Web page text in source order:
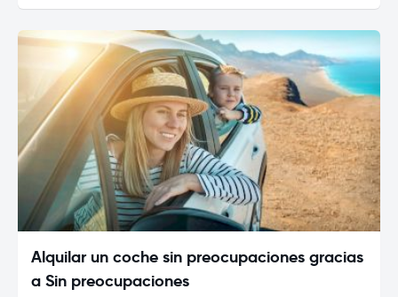
Alquilar un coche sin preocupaciones gracias
a Sin preocupaciones